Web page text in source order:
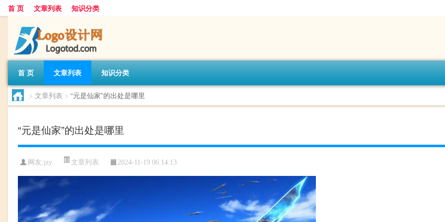
首 页 文章列表 知识分类
首 页 文章列表 知识分类
> 文章列表 > “元是仙家”的出处是哪里
“元是仙家”的出处是哪里
网友:jzy 文章列表 2024-11-19 06:14:13